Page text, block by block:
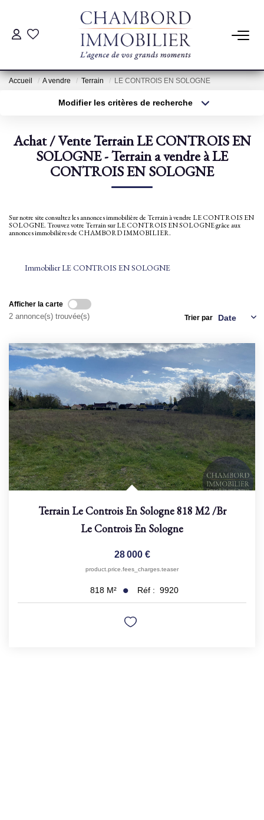
ACHAT
Pré-Estimation
Estimation Par Un Professionnel
GESTION
Nos Actualités
Nos Témoignages
Contact
ESPACE CLIENT
Accueil A vendre Terrain LE CONTROIS EN SOLOGNE
Modifier les critères de recherche
Sélectionnez...
Type de bien
Surface min
Achat / Vente Terrain LE CONTROIS EN
SOLOGNE - Terrain a vendre à LE
CONTROIS EN SOLOGNE
Sur notre site consultez les annonces immobilière de Terrain à vendre LE CONTROIS EN
SOLOGNE. Trouvez votre Terrain sur LE CONTROIS EN SOLOGNE grâce aux
annonces immobilières de CHAMBORD IMMOBILIER.
Immobilier LE CONTROIS EN SOLOGNE
Afficher la carte
2 annonce(s) trouvée(s) Trier par
Terrain Le Controis En Sologne 818 M2/br
Le Controis En Sologne
28 000 €
product.price.fees_charges.teaser
818 M² Réf : 9920